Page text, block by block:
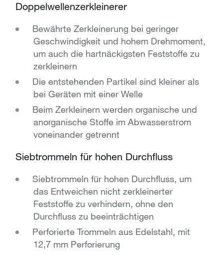
Doppelwellenzerkleinerer
Bewährte Zerkleinerung bei geringer
Geschwindigkeit und hohem Drehmoment,
um auch die hartnäckigsten Feststoffe zu
zerkleinern
Die entstehenden Partikel sind kleiner als
bei Geräten mit einer Welle
Beim Zerkleinern werden organische und
anorganische Stoffe im Abwasserstrom
voneinander getrennt
Siebtrommeln für hohen Durchfluss
Siebtrommeln für hohen Durchfluss, um
das Entweichen nicht zerkleinerter
Feststoffe zu verhindern, ohne den
Durchfluss zu beeinträchtigen
Perforierte Trommeln aus Edelstahl, mit
12,7 mm Perforierung